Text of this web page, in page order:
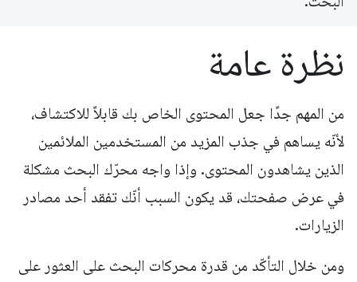
نظرة عامة
من المهم جدًا جعل المحتوى الخاص بك قابلاً للاكتشاف،
لأنّه يساهم في جذب المزيد من المستخدمين الملائمين
الذين يشاهدون المحتوى. وإذا واجه محرّك البحث مشكلة
في عرض صفحتك، قد يكون السبب أنّك تفقد أحد مصادر
الزيارات.
ومن خلال التأكّد من قدرة محركات البحث على العثور على